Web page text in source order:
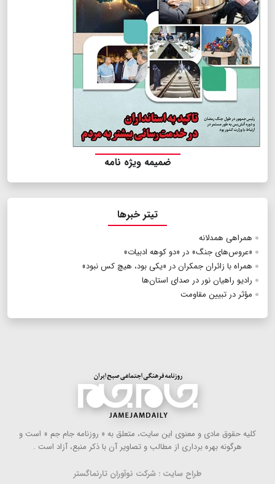
ضمیمه ویژه نامه
تیتر خبرها
همراهی همدلانه
«عروس‌های جنگ» در «دو کوهه ادبیات»
همراه با زائران جمکران در «یکی بود، هیچ کس نبود»
رادیو راهیان نور در صدای استان‌ها
مؤثر در تبیین مقاومت
كلیه حقوق مادی و معنوی این سایت، متعلق به « روزنامه جام جم » است و
هرگونه بهره ‌برداری از مطالب و تصاویر آن با ذكر منبع، آزاد است .
طراح سایت : شرکت نوآوران تارنماگستر